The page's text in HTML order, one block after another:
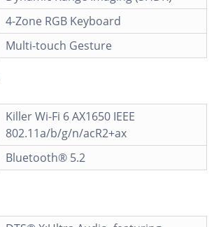
4-Zone RGB Keyboard
Multi-touch Gesture
Killer Wi-Fi 6 AX1650 IEEE
802.11a/b/g/n/acR2+ax
Bluetooth®️ 5.2